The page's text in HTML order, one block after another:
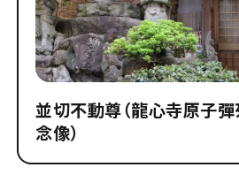
並切不動尊（龍心寺原子
念像）